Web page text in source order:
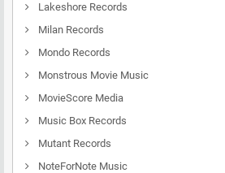
Lakeshore Records
Milan Records
Mondo Records
Monstrous Movie Music
MovieScore Media
Music Box Records
Mutant Records
NoteForNote Music